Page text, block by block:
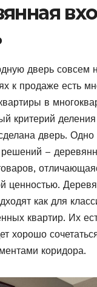
дверь совсем
к продаже есть
в
критерий
дверь. Одно
–
ценностью.
как для
квартир. Их
хорошо
коридора.